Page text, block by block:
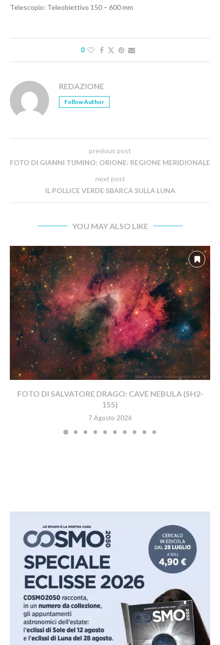
Telescopio: Teleobiettivo 150 – 600 mm
0
REDAZIONE
Follow Author
previous post
FOTO DI GIANNI TUMINO: ORIONE: REGIONE MERIDIONALE
next post
IL POLLICE VERDE SBARCA SULLA LUNA
YOU MAY ALSO LIKE
FOTO DI SALVATORE DRAGO: CAVE NEBULA (SH2-
155)
7 Agosto 2026